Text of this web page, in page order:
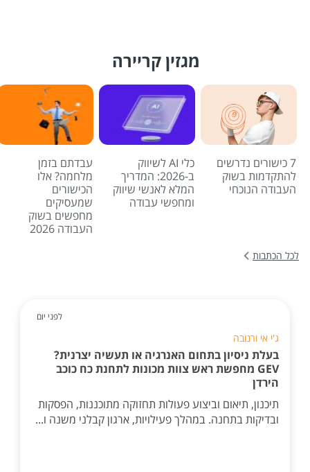
מגזין קריירה
7 כישורים נדרשים
להתקדמות בשוק
העבודה הנוכחי
כלי AI לשיווק
ב-2026: המדריך
המלא לאנשי שיווק
ומחפשי עבודה
עבדתם בזמן
מלחמה? אלו
הכישורים
שמעסיקים
מחפשים בשוק
העבודה 2026
לכל הכתבות
לפני יום
ג'י אי ורנובה
בעלת ניסיון בתחום האנרגיה או תעשיה יצרנית?
GEV מחפשת ראש צוות מכונות לתחנת כח כוכב
הירדן
תיכנון, תיאום וביצוע פעולות תחזוקה מתוכננות, הפסקות
ובדיקות בתחנה. במהלך פעילויות, ארגון קבלני משנה ו...